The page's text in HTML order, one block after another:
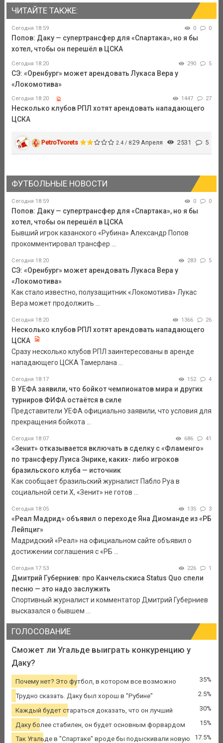
ЧИТАЙТЕ ТАКЖЕ:
Сегодня 18:59 0 0
Попов: Даку — супертрансфер для «Спартака», но я бы
хотел, чтобы он перешёл в ЦСКА
Сегодня 18:20 290 5
СЭ: «Оренбург» может арендовать Лукаса Вера у
«Локомотива»
Сегодня 18:20 1447 27
Несколько клубов РПЛ хотят арендовать нападающего
ЦСКА
PetroTvorets 2.4 / 8 29 Апреля 2531 5
ФУТБОЛЬНЫЕ НОВОСТИ
Сегодня 18:59 0 0
Попов: Даку — супертрансфер для «Спартака», но я бы
хотел, чтобы он перешёл в ЦСКА
Бывший игрок казанского «Рубина» Александр Попов
прокомментировал трансфер ...
Сегодня 18:20 283 5
СЭ: «Оренбург» может арендовать Лукаса Вера у
«Локомотива»
Как стало известно, полузащитник «Локомотива» Лукас
Вера может продолжить ...
Сегодня 18:20 1366 26
Несколько клубов РПЛ хотят арендовать нападающего
ЦСКА
Сразу несколько клубов РПЛ заинтересованы в аренде
нападающего ЦСКА Тамерлана ...
Сегодня 18:17 152 4
В УЕФА заявили, что бойкот чемпионатов мира и других
турниров ФИФА остаётся в силе
Представители УЕФА официально заявили, что условия для
прекращения бойкота ...
Сегодня 18:07 686 41
«Зенит» отказывается включать в сделку с «Фламенго»
по трансферу Луиса Энрике, каких- либо игроков
бразильского клуба — источник
Как сообщает бразильский журналист Пабло Руа в
социальной сети Х, «Зенит» не готов ...
Сегодня 18:05 135 3
«Реал Мадрид» объявил о переходе Яна Диоманде из «РБ
Лейпциг»
Мадридский «Реал» на официальном сайте объявил о
достижении соглашения с «РБ ...
Сегодня 17:53 226 1
Дмитрий Губерниев: про Канчельскиса Status Quo спели
песню — это надо заслужить
Спортивный журналист и комментатор Дмитрий Губерниев
высказался о бывшем ...
ГОЛОСОВАНИЕ
Сможет ли Угальде выиграть конкуренцию у
Даку?
Почему нет? Это футбол, в котором все возможно 35%
Трудно сказать. Даку был хорош в "Рубине" 2.5%
Каждый будет стараться доказать, что он лучший 30%
Даку более стабилен, он будет основным форвардом 15%
Так Угальде в "Спартаке" вроде бы подыскивали новую 17.5%